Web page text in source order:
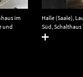
im
und
Halle (Saale),
Süd,
Denkmalpflege